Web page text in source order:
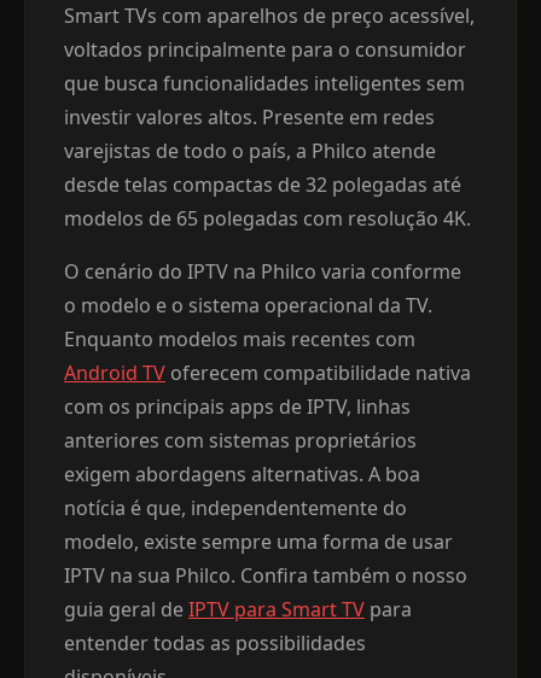
Smart TVs com aparelhos de preço acessível,
voltados principalmente para o consumidor
que busca funcionalidades inteligentes sem
investir valores altos. Presente em redes
varejistas de todo o país, a Philco atende
desde telas compactas de 32 polegadas até
modelos de 65 polegadas com resolução 4K.
O cenário do IPTV na Philco varia conforme
o modelo e o sistema operacional da TV.
Enquanto modelos mais recentes com
Android TV oferecem compatibilidade nativa
com os principais apps de IPTV, linhas
anteriores com sistemas proprietários
exigem abordagens alternativas. A boa
notícia é que, independentemente do
modelo, existe sempre uma forma de usar
IPTV na sua Philco. Confira também o nosso
guia geral deIPTV para Smart TV para
entender todas as possibilidades